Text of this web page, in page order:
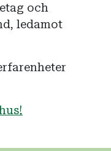
och
ledamot